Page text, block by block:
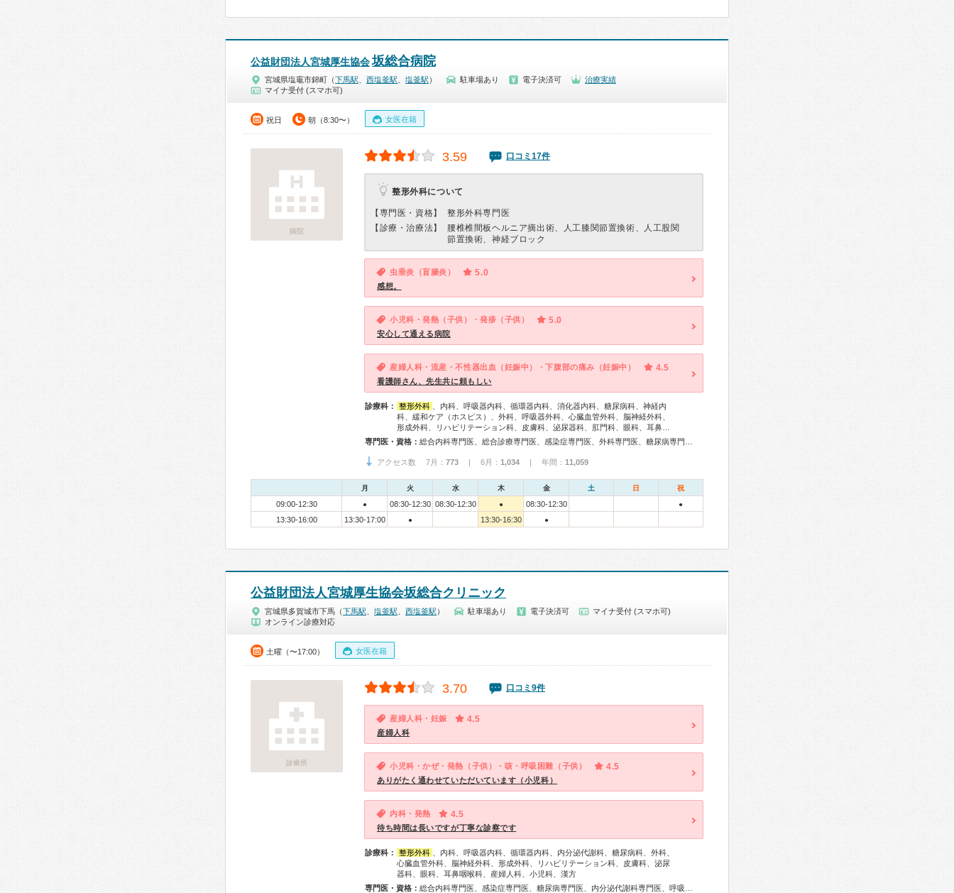
公益財団法人宮城厚生協会坂総合病院
宮城県塩竈市錦町（下馬駅 西塩釜駅 塩釜駅 ） 駐車場あり 電子決済可
治療実績
マイナ受付 (スマホ可)
祝日 朝（8:30〜） 女医在籍
病院
3.59 口コミ17件
整形外科について
【専門医・資格】
整形外科専門医
【診療・治療法】
腰椎椎間板ヘルニア摘出術、人工膝関節置換術、人工股関
節置換術、神経ブロック
虫垂炎（盲腸炎） 5.0
感想。
小児科・発熱（子供）・発疹（子供） 5.0
安心して通える病院
産婦人科・流産・不性器出血（妊娠中）・下腹部の痛み（妊娠中） 4.5
看護師さん、先生共に頼もしい
診療科： 整形外科
、内科、呼吸器内科、循環器内科、消化器内科、糖尿病科、神経内
科、緩和ケア（ホスピス）、外科、呼吸器外科、心臓血管外科、脳神経外科、
形成外科、リハビリテーション科、皮膚科、泌尿器科、肛門科、眼科、耳鼻…
専門医・資格：
アクセス数 7月： 773 | 6月： 1,034 | 年間： 11,059
月 火 水 木 金 土 日 祝
09:00-12:30 ● 08:30-12:30 08:30-12:30 ● 08:30-12:30 ●
13:30-16:00 13:30-17:00 ● 13:30-16:30 ●
公益財団法人宮城厚生協会坂総合クリニック
宮城県多賀城市下馬（下馬駅 塩釜駅 西塩釜駅 ） 駐車場あり 電子決済可
マイナ受付 (スマホ可)
オンライン診療対応
土曜（〜17:00） 女医在籍
診療所
3.70 口コミ9件
産婦人科・妊娠 4.5
産婦人科
小児科・かぜ・発熱（子供）・咳・呼吸困難（子供） 4.5
ありがたく通わせていただいています（小児科）
内科・発熱 4.5
待ち時間は長いですが丁寧な診察です
診療科： 整形外科
、内科、呼吸器内科、循環器内科、内分泌代謝科、糖尿病科、外科、
心臓血管外科、脳神経外科、形成外科、リハビリテーション科、皮膚科、泌尿
器科、眼科、耳鼻咽喉科、産婦人科、小児科、漢方
専門医・資格：